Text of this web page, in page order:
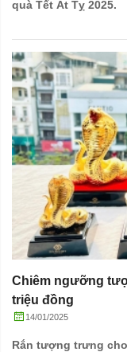
quà Tết Ất Tỵ 2025.
Chiêm ngưỡng
triệu đồng
14/01/2025
Rắn tượng trưng